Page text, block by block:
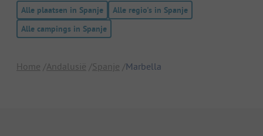
Alle plaatsen in Spanje
Alle regio's in Spanje
Alle campings in Spanje
Home Andalusië Spanje Marbella